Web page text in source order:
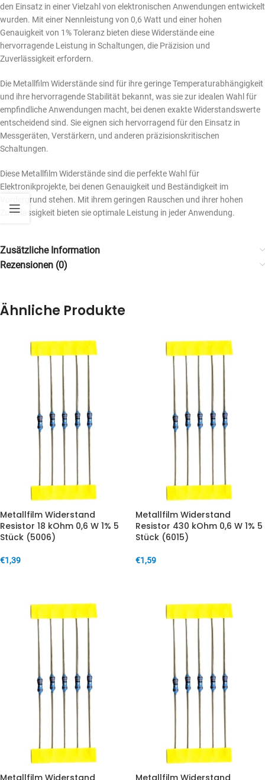
den Einsatz in einer Vielzahl von elektronischen Anwendungen entwickelt
wurden. Mit einer Nennleistung von 0,6 Watt und einer hohen
Genauigkeit von 1% Toleranz bieten diese Widerstände eine
hervorragende Leistung in Schaltungen, die Präzision und
Zuverlässigkeit erfordern.
Die Metallfilm Widerstände sind für ihre geringe Temperaturabhängigkeit
und ihre hervorragende Stabilität bekannt, was sie zur idealen Wahl für
empfindliche Anwendungen macht, bei denen exakte Widerstandswerte
entscheidend sind. Sie eignen sich hervorragend für den Einsatz in
Messgeräten, Verstärkern, und anderen präzisionskritischen
Schaltungen.
Diese Metallfilm Widerstände sind die perfekte Wahl für
Elektronikprojekte, bei denen Genauigkeit und Beständigkeit im
Vordergrund stehen. Mit ihrem geringen Rauschen und ihrer hohen
Zuverlässigkeit bieten sie optimale Leistung in jeder Anwendung.
Zusätzliche Information
Rezensionen (0)
Ähnliche Produkte
Metallfilm Widerstand
Resistor 18 kOhm 0,6 W 1% 5
Stück (5006)
€1,39
Metallfilm Widerstand
Resistor 430 kOhm 0,6 W 1% 5
Stück (6015)
€1,59
Metallfilm Widerstand Metallfilm Widerstand